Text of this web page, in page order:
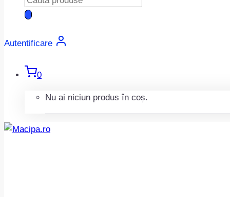
search
Autentificare
0
Nu ai niciun produs în coș.